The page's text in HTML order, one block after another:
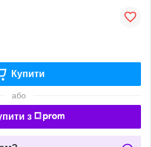
Купити
або
з